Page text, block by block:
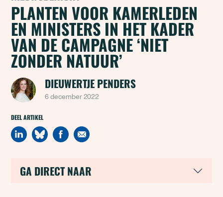
PLANTEN VOOR KAMERLEDEN
EN MINISTERS IN HET KADER
VAN DE CAMPAGNE ‘NIET
ZONDER NATUUR’
DIEUWERTJE PENDERS
6 december 2022
DEEL ARTIKEL
GA DIRECT NAAR